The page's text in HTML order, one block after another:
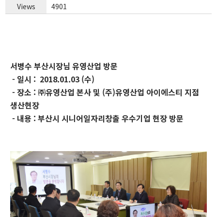
Views 4901
서병수 부산시장님 유영산업 방문
- 일시 : 2018.01.03 (수)
- 장소 : ㈜유영산업 본사 및 (주)유영산업 아이에스티 지점
생산현장
- 내용 :​부산시 시니어일자리창출 우수기업 현장 방문